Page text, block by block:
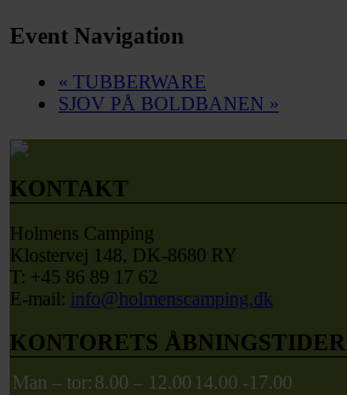
Event Navigation
« TUBBERWARE
SJOV PÅ BOLDBANEN »
KONTAKT
Holmens Camping
Klostervej 148, DK-8680 RY
T: +45 86 89 17 62
E-mail: info@holmenscamping.dk
KONTORETS ÅBNINGSTIDER
Man – tor: 8.00 – 12.00 14.00 -17.00